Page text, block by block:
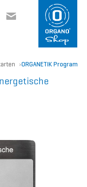
+49 8504 957999-0
ano.ch
ORGANETIK